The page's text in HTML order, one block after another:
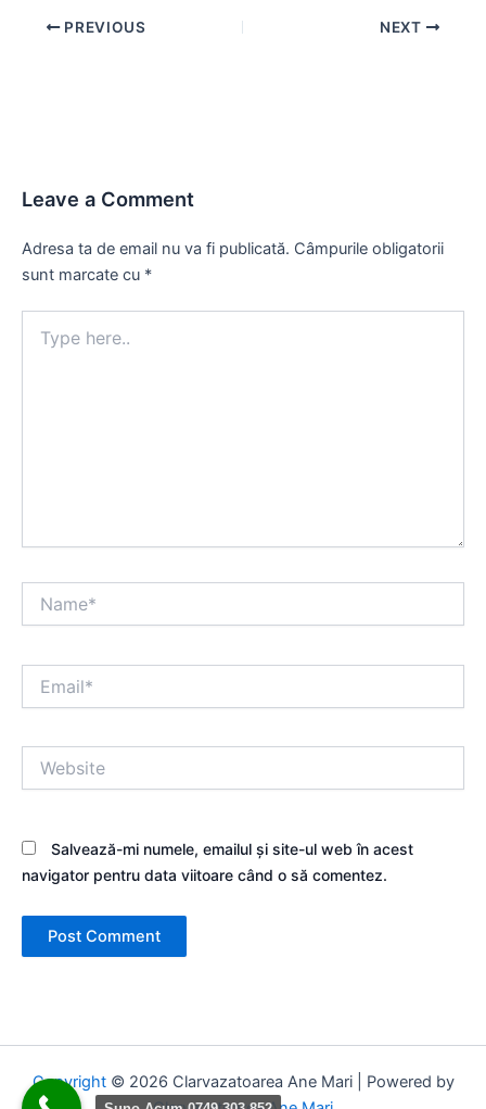
Post PREVIOUS NEXT
Leave a Comment
Adresa ta de email nu va fi publicată. Câmpurile obligatorii
sunt marcate cu *
here..
Salvează-mi numele, emailul și site-ul web în acest
navigator pentru data viitoare când o să comentez.
Copyright© 2026 Clarvazatoarea Ane Mari | Powered by